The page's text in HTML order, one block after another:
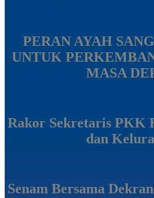
PERAN AYAH
UNTUK
MASA
Rakor Sekretaris PKK
dan
Senam Bersama